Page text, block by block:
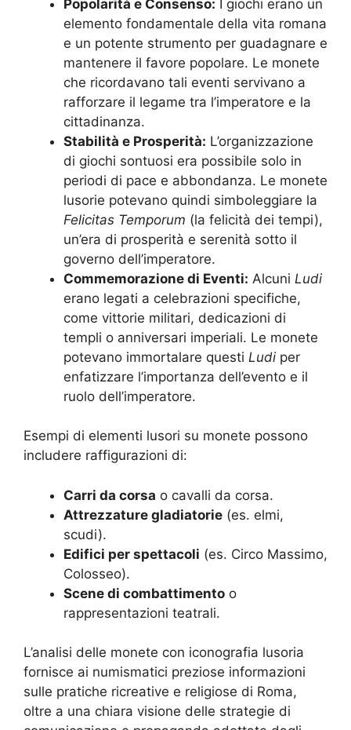
Popolarità e Consenso: I giochi erano un
elemento fondamentale della vita romana
e un potente strumento per guadagnare e
mantenere il favore popolare. Le monete
che ricordavano tali eventi servivano a
rafforzare il legame tra l’imperatore e la
cittadinanza.
Stabilità e Prosperità: L’organizzazione
di giochi sontuosi era possibile solo in
periodi di pace e abbondanza. Le monete
lusorie potevano quindi simboleggiare la
Felicitas Temporum (la felicità dei tempi),
un’era di prosperità e serenità sotto il
governo dell’imperatore.
Commemorazione di Eventi: Alcuni Ludi
erano legati a celebrazioni specifiche,
come vittorie militari, dedicazioni di
templi o anniversari imperiali. Le monete
potevano immortalare questi Ludi per
enfatizzare l’importanza dell’evento e il
ruolo dell’imperatore.
Esempi di elementi lusori su monete possono
includere raffigurazioni di:
Carri da corsa o cavalli da corsa.
Attrezzature gladiatorie (es. elmi,
scudi).
Edifici per spettacoli (es. Circo Massimo,
Colosseo).
Scene di combattimento o
rappresentazioni teatrali.
L’analisi delle monete con iconografia lusoria
fornisce ai numismatici preziose informazioni
sulle pratiche ricreative e religiose di Roma,
oltre a una chiara visione delle strategie di